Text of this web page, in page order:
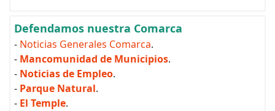
Defendamos nuestra Comarca
- Noticias Generales Comarca.
- Mancomunidad de Municipios.
- Noticias de Empleo.
- Parque Natural.
- El Temple.